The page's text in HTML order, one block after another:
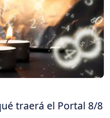
traerá el Portal 8/8